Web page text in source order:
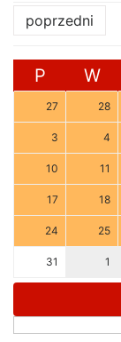
poprzedni
P W
27 28
3 4
10 11
17 18
24 25
31 1